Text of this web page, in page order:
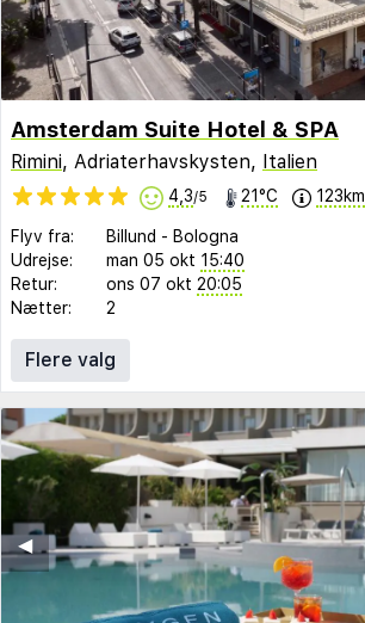
Amsterdam Suite Hotel & SPA
Rimini, Adriaterhavskysten, Italien
4,3/5 21°C 123km
Flyv fra: Billund - Bologna
Udrejse:
man 05 okt 15:40
Retur:
ons 07 okt 20:05
Nætter:
2
Flere valg
◀︎